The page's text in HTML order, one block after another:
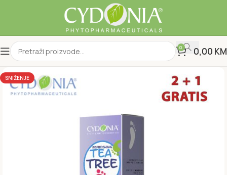
0 0,00 KM
SNIŽENJE